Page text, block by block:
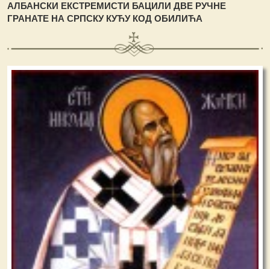
АЛБАНСКИ ЕКСТРЕМИСТИ БАЦИЛИ ДВЕ РУЧНЕ
ГРАНАТЕ НА СРПСКУ КУЋУ КОД ОБИЛИЋА